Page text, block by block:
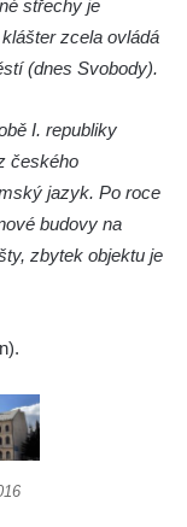
střechy je
zcela ovládá
(dnes Svobody).
I. republiky
českého
jazyk. Po roce
budovy na
zbytek objektu je